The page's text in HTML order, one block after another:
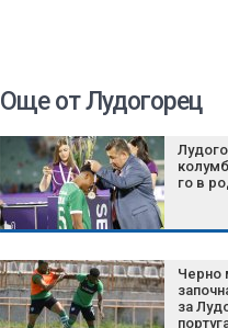
Още от Лудогорец
го в
Черно
за